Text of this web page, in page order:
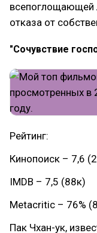
всепоглощающей
отказа от
"Сочувствие
Рейтинг:
Кинопоиск – 7,6
IMDB – 7,5 (88к)
Metacritic – 76%
Пак Чхан-ук,